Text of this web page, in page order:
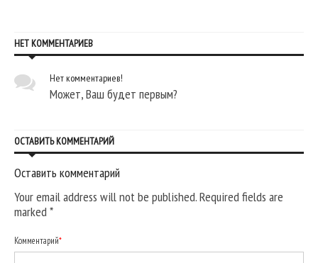
НЕТ КОММЕНТАРИЕВ
Нет комментариев!
Может, Ваш будет первым?
ОСТАВИТЬ КОММЕНТАРИЙ
Оставить комментарий
Your email address will not be published. Required fields are
marked*
Комментарий*